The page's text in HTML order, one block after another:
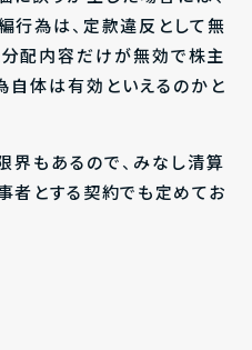
行為は、定款違反として無
分配内容だけが無効で株主
自体は有効といえるのかと
界もあるので、みなし清算
者とする契約でも定めてお